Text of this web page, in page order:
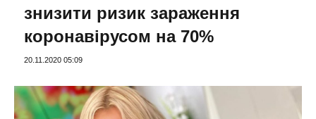
знизити ризик зараження
коронавірусом на 70%
20.11.2020 05:09